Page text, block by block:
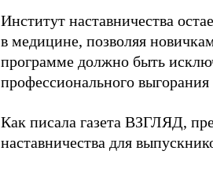
Институт наставничества
в медицине, позволяя
программе должно быть
профессионального выгорания
Как писала газета ВЗГЛЯД,
наставничества для